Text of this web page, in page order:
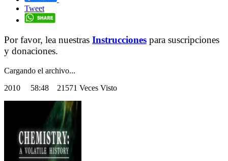
Tweet
Por favor, lea nuestras Instrucciones para suscripciones
y donaciones.
Cargando el archivo...
2010 58:48 21571 Veces Visto